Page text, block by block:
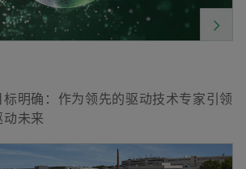
明确：作为领先的驱动技术专家引领
未来